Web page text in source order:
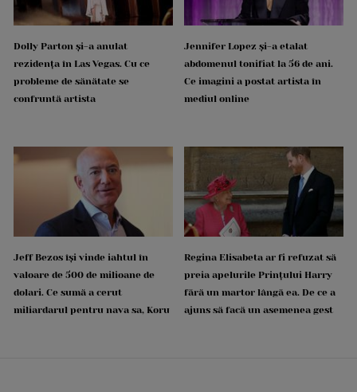
Dolly Parton și-a anulat
rezidența în Las Vegas. Cu ce
probleme de sănătate se
confruntă artista
Jennifer Lopez și-a etalat
abdomenul tonifiat la 56 de ani.
Ce imagini a postat artista în
mediul online
Jeff Bezos își vinde iahtul în
valoare de 500 de milioane de
dolari. Ce sumă a cerut
miliardarul pentru nava sa, Koru
Regina Elisabeta ar fi refuzat să
preia apelurile Prințului Harry
fără un martor lângă ea. De ce a
ajuns să facă un asemenea gest